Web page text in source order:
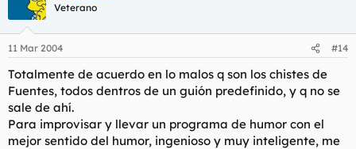
Veterano
11 Mar 2004 #14
Totalmente de acuerdo en lo malos q son los chistes de
Fuentes, todos dentros de un guión predefinido, y q no se
sale de ahí.
Para improvisar y llevar un programa de humor con el
mejor sentido del humor, ingenioso y muy inteligente, me